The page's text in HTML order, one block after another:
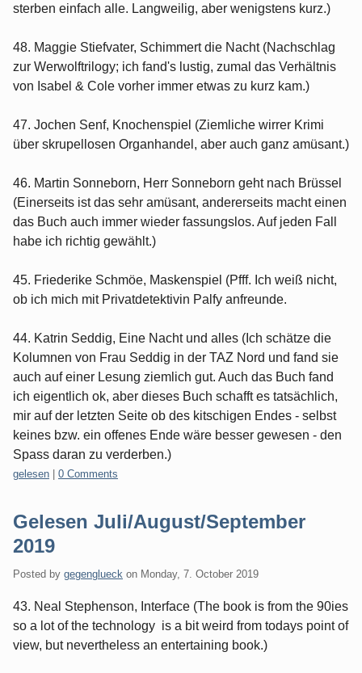
sterben einfach alle. Langweilig, aber wenigstens kurz.)
48. Maggie Stiefvater, Schimmert die Nacht (Nachschlag
zur Werwolftrilogy; ich fand's lustig, zumal das Verhältnis
von Isabel & Cole vorher immer etwas zu kurz kam.)
47. Jochen Senf, Knochenspiel (Ziemliche wirrer Krimi
über skrupellosen Organhandel, aber auch ganz amüsant.)
46. Martin Sonneborn, Herr Sonneborn geht nach Brüssel
(Einerseits ist das sehr amüsant, andererseits macht einen
das Buch auch immer wieder fassungslos. Auf jeden Fall
habe ich richtig gewählt.)
45. Friederike Schmöe, Maskenspiel (Pfff. Ich weiß nicht,
ob ich mich mit Privatdetektivin Palfy anfreunde.
44. Katrin Seddig, Eine Nacht und alles (Ich schätze die
Kolumnen von Frau Seddig in der TAZ Nord und fand sie
auch auf einer Lesung ziemlich gut. Auch das Buch fand
ich eigentlich ok, aber dieses Buch schafft es tatsächlich,
mir auf der letzten Seite ob des kitschigen Endes - selbst
keines bzw. ein offenes Ende wäre besser gewesen - den
Spass daran zu verderben.)
Categories:
gelesen 0 Comments
Gelesen Juli/August/September
2019
Posted by gegenglueck on Monday, 7. October 2019
43. Neal Stephenson, Interface (The book is from the 90ies
so a lot of the technology is a bit weird from todays point of
view, but nevertheless an entertaining book.)